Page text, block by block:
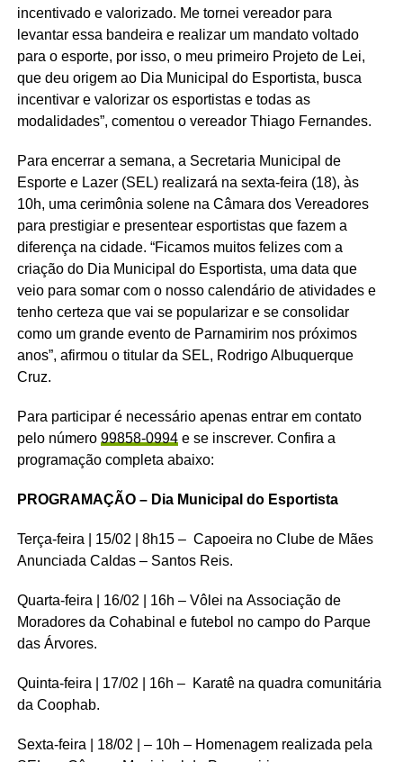
incentivado e valorizado. Me tornei vereador para
levantar essa bandeira e realizar um mandato voltado
para o esporte, por isso, o meu primeiro Projeto de Lei,
que deu origem ao Dia Municipal do Esportista, busca
incentivar e valorizar os esportistas e todas as
modalidades”, comentou o vereador Thiago Fernandes.
Para encerrar a semana, a Secretaria Municipal de
Esporte e Lazer (SEL) realizará na sexta-feira (18), às
10h, uma cerimônia solene na Câmara dos Vereadores
para prestigiar e presentear esportistas que fazem a
diferença na cidade. “Ficamos muitos felizes com a
criação do Dia Municipal do Esportista, uma data que
veio para somar com o nosso calendário de atividades e
tenho certeza que vai se popularizar e se consolidar
como um grande evento de Parnamirim nos próximos
anos”, afirmou o titular da SEL, Rodrigo Albuquerque
Cruz.
Para participar é necessário apenas entrar em contato
pelo número 99858-0994e se inscrever. Confira a
programação completa abaixo:
PROGRAMAÇÃO – Dia Municipal do Esportista
Terça-feira | 15/02 | 8h15 – Capoeira no Clube de Mães
Anunciada Caldas – Santos Reis.
Quarta-feira | 16/02 | 16h – Vôlei na Associação de
Moradores da Cohabinal e futebol no campo do Parque
das Árvores.
Quinta-feira | 17/02 | 16h – Karatê na quadra comunitária
da Coophab.
Sexta-feira | 18/02 | – 10h – Homenagem realizada pela